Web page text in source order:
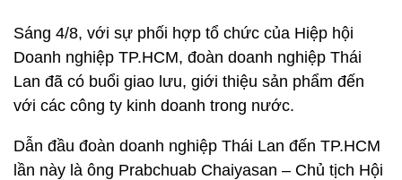
Sáng 4/8, với sự phối hợp tổ chức của Hiệp hội
Doanh nghiệp TP.HCM, đoàn doanh nghiệp Thái
Lan đã có buổi giao lưu, giới thiệu sản phẩm đến
với các công ty kinh doanh trong nước.
Dẫn đầu đoàn doanh nghiệp Thái Lan đến TP.HCM
lần này là ông Prabchuab Chaiyasan – Chủ tịch Hội